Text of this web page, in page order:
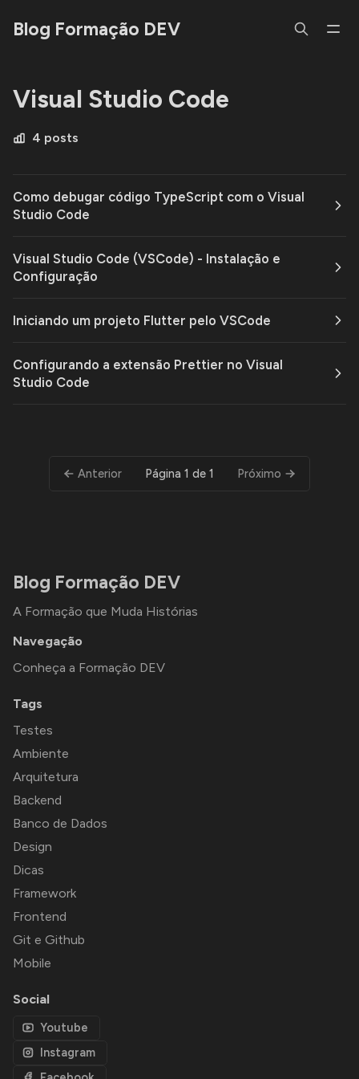
Blog Formação DEV
Visual Studio Code
4 posts
Como debugar código TypeScript com o Visual
Studio Code
Visual Studio Code (VSCode) - Instalação e
Configuração
Iniciando um projeto Flutter pelo VSCode
Configurando a extensão Prettier no Visual
Studio Code
Anterior Página 1 de 1 Próximo
Blog Formação DEV
A Formação que Muda Histórias
Navegação
Conheça a Formação DEV
Tags
Testes
Ambiente
Arquitetura
Backend
Banco de Dados
Design
Dicas
Framework
Frontend
Git e Github
Mobile
Social
Youtube
Instagram